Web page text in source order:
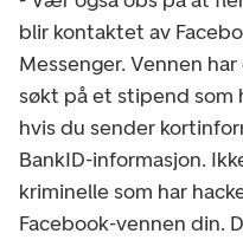
blir kontaktet av
Messenger. Vennen
søkt på et stipend som
hvis du sender
BankID-informasjon.
kriminelle som har
Facebook-vennen din.